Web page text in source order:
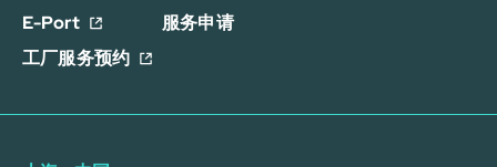
E-Port
服务申请
工厂服务预约